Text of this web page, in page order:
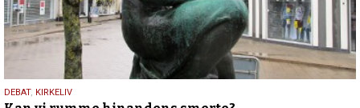
1.
DEBAT, KIRKELIV